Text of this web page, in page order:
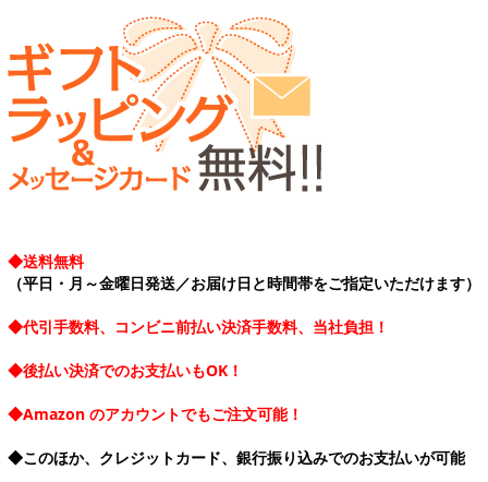
◆送料無料
（平日・月～金曜日発送／お届け日と時間帯をご指定いただけます）
◆代引手数料、コンビニ前払い決済手数料、当社負担！
◆後払い決済でのお支払いもOK！
◆Amazon のアカウントでもご注文可能！
◆このほか、クレジットカード、銀行振り込みでのお支払いが可能